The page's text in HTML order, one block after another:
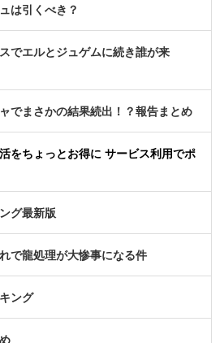
は引くべき？
でエルとジュゲムに続き誰が来
でまさかの結果続出！？報告まとめ
をちょっとお得に サービス利用でポ
グ最新版
で龍処理が大惨事になる件
ング